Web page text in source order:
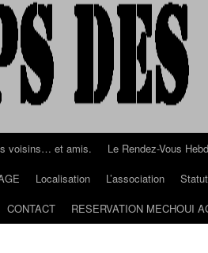
voisins… et amis. Le Rendez-Vous
Localisation L’association
CONTACT RESERVATION MECHOUI